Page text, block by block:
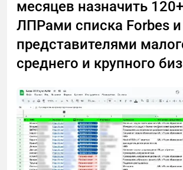
месяцев назначить
ЛПРами списка Forbes
представителями
среднего и крупного